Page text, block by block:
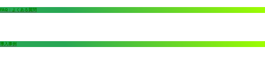
FAQ：よくある質問
導入事例